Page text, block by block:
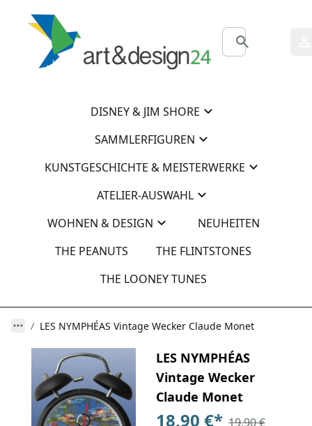
DISNEY & JIM SHORE
SAMMLERFIGUREN
KUNSTGESCHICHTE & MEISTERWERKE
ATELIER-AUSWAHL
WOHNEN & DESIGN
NEUHEITEN
THE PEANUTS
THE FLINTSTONES
THE LOONEY TUNES
LES NYMPHÉAS Vintage Wecker Claude Monet
LES NYMPHÉAS
Vintage Wecker
Claude Monet
18,90 €* 19,90 €